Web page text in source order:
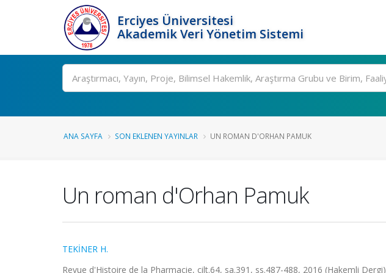
Erciyes Üniversitesi
Akademik Veri Yönetim Sistemi
Ara
ANA SAYFA SON EKLENEN YAYINLAR UN ROMAN D'ORHAN PAMUK
Un roman d'Orhan Pamuk
TEKİNER H.
Revue d'Histoire de la Pharmacie, cilt.64, sa.391, ss.487-488, 2016 (Hakemli Dergi)